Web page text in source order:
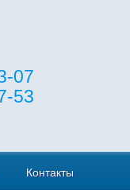
07
53
Контакты